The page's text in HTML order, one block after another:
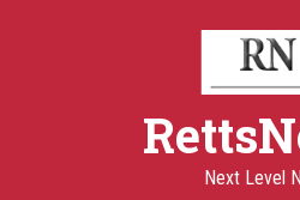
Next Level